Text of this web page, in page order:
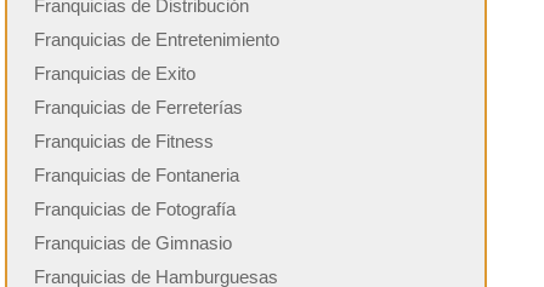
Franquicias de Distribución
Franquicias de Entretenimiento
Franquicias de Exito
Franquicias de Ferreterías
Franquicias de Fitness
Franquicias de Fontaneria
Franquicias de Fotografía
Franquicias de Gimnasio
Franquicias de Hamburguesas